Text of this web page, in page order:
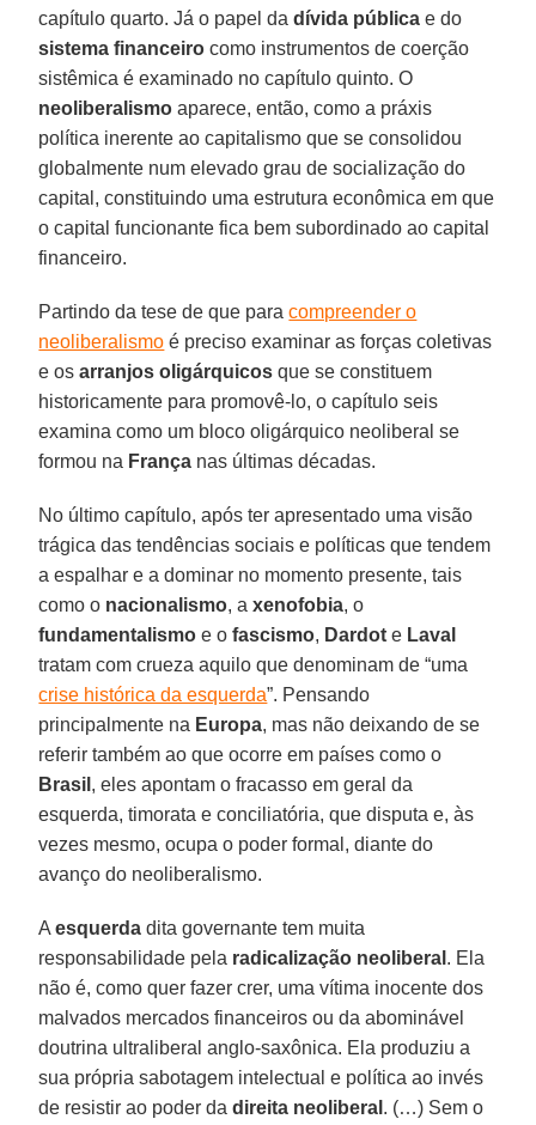
capítulo quarto. Já o papel dadívida pública e do
sistema financeiro como instrumentos de coerção
sistêmica é examinado no capítulo quinto. O
neoliberalismo aparece, então, como a práxis
política inerente ao capitalismo que se consolidou
globalmente num elevado grau de socialização do
capital, constituindo uma estrutura econômica em que
o capital funcionante fica bem subordinado ao capital
financeiro.
Partindo da tese de que paracompreender o
neoliberalismo é preciso examinar as forças coletivas
e osarranjos oligárquicos que se constituem
historicamente para promovê-lo, o capítulo seis
examina como um bloco oligárquico neoliberal se
formou na França nas últimas décadas.
No último capítulo, após ter apresentado uma visão
trágica das tendências sociais e políticas que tendem
a espalhar e a dominar no momento presente, tais
como o nacionalismo, axenofobia, o
fundamentalismo e ofascismo, Dardot e Laval
tratam com crueza aquilo que denominam de “uma
crise histórica da esquerda”. Pensando
principalmente na Europa, mas não deixando de se
referir também ao que ocorre em países como o
Brasil , eles apontam o fracasso em geral da
esquerda, timorata e conciliatória, que disputa e, às
vezes mesmo, ocupa o poder formal, diante do
avanço do neoliberalismo.
Aesquerda dita governante tem muita
responsabilidade pela radicalização neoliberal . Ela
não é, como quer fazer crer, uma vítima inocente dos
malvados mercados financeiros ou da abominável
doutrina ultraliberal anglo-saxônica. Ela produziu a
sua própria sabotagem intelectual e política ao invés
de resistir ao poder dadireita neoliberal . (…) Sem o